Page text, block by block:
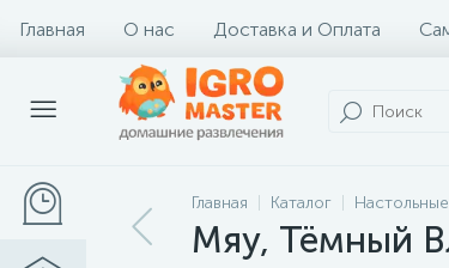
Главная О нас Доставка и Оплата
Главная Каталог
Мяу, Тёмный